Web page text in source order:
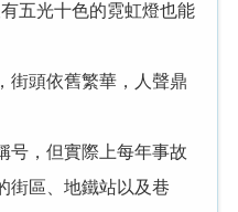
五光十色的霓虹燈也能
街頭依舊繁華，人聲鼎
号，但實際上每年事故
街區、地鐵站以及巷